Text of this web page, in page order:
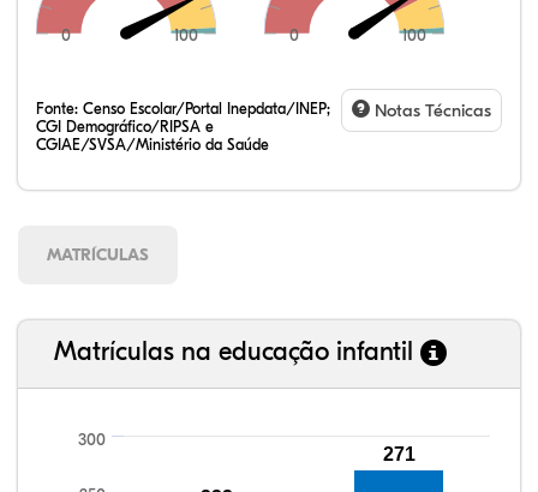
0 100 0 100
Fonte: Censo Escolar/Portal Inepdata/INEP;
CGI Demográfico/RIPSA e
CGIAE/SVSA/Ministério da Saúde
Notas Técnicas
MATRÍCULAS
Matrículas na educação infantil
300
271